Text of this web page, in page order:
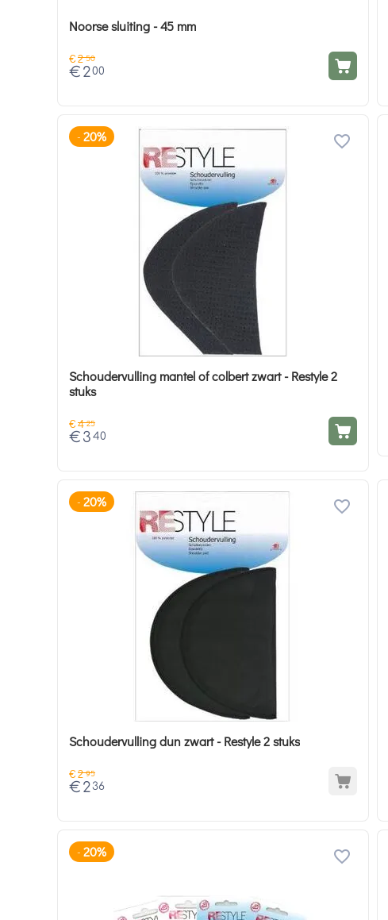
Noorse sluiting - 45 mm
€2 50
€ 2 00
- 20%
Schoudervulling mantel of colbert zwart - Restyle 2
stuks
€4 25
€ 3 40
- 20%
Schoudervulling dun zwart - Restyle 2 stuks
€2 95
€ 2 36
- 20%